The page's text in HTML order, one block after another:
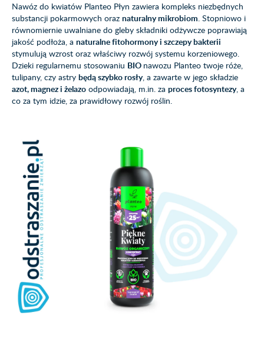
Nawóz do kwiatów Planteo Płyn zawiera kompleks niezbędnych
substancji pokarmowych oraz naturalny mikrobiom. Stopniowo i
równomiernie uwalniane do gleby składniki odżywcze poprawiają
jakość podłoża, a naturalne fitohormony i szczepy bakterii
stymulują wzrost oraz właściwy rozwój systemu korzeniowego.
Dzieki regularnemu stosowaniu BIO nawozu Planteo twoje róże,
tulipany, czy astry będą szybko rosły, a zawarte w jego składzie
azot, magnez i żelazo odpowiadają, m.in. za proces fotosyntezy, a
co za tym idzie, za prawidłowy rozwój roślin.